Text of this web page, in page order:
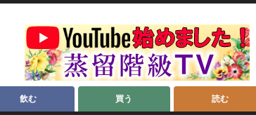
飲む 買う 読む